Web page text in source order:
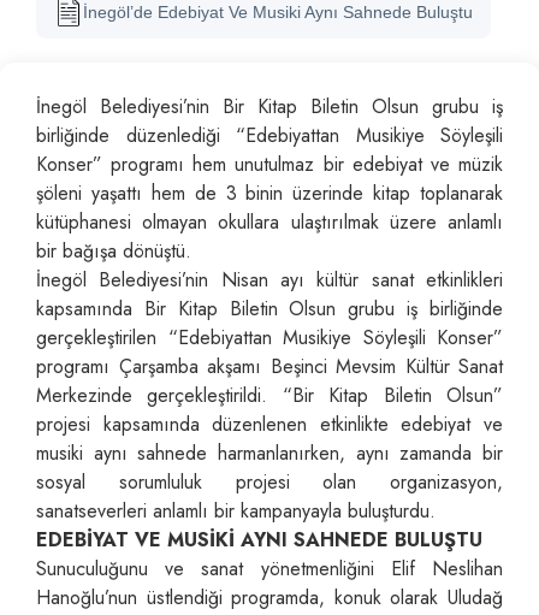
İnegöl’de Edebiyat Ve Musiki Aynı Sahnede Buluştu
İnegöl Belediyesi’nin Bir Kitap Biletin Olsun grubu iş
birliğinde düzenlediği “Edebiyattan Musikiye Söyleşili
Konser” programı hem unutulmaz bir edebiyat ve müzik
şöleni yaşattı hem de 3 binin üzerinde kitap toplanarak
kütüphanesi olmayan okullara ulaştırılmak üzere anlamlı
bir bağışa dönüştü.
İnegöl Belediyesi’nin Nisan ayı kültür sanat etkinlikleri
kapsamında Bir Kitap Biletin Olsun grubu iş birliğinde
gerçekleştirilen “Edebiyattan Musikiye Söyleşili Konser”
programı Çarşamba akşamı Beşinci Mevsim Kültür Sanat
Merkezinde gerçekleştirildi. “Bir Kitap Biletin Olsun”
projesi kapsamında düzenlenen etkinlikte edebiyat ve
musiki aynı sahnede harmanlanırken, aynı zamanda bir
sosyal sorumluluk projesi olan organizasyon,
sanatseverleri anlamlı bir kampanyayla buluşturdu.
EDEBİYAT VE MUSİKİ AYNI SAHNEDE BULUŞTU
Sunuculuğunu ve sanat yönetmenliğini Elif Neslihan
Hanoğlu’nun üstlendiği programda, konuk olarak Uludağ